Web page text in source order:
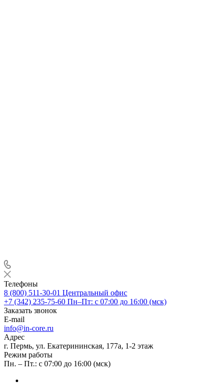
Телефоны
8 (800) 511-30-01 Центральный офис
+7 (342) 235-75-60 Пн–Пт: с 07:00 до 16:00 (мск)
Заказать звонок
E-mail
info@in-core.ru
Адрес
г. Пермь, ул. ​Екатерининская, 177а, ​1-2 этаж
Режим работы
Пн. – Пт.: с 07:00 до 16:00 (мск)